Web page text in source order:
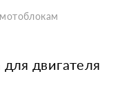
двигателя